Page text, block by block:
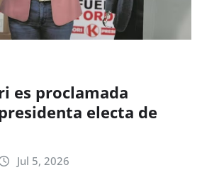
es proclamada
electa de
Jul 5, 2026